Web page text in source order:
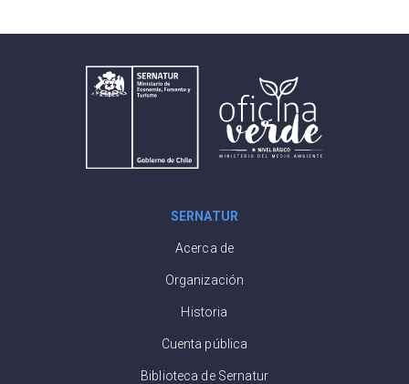
SERNATUR
Acerca de
Organización
Historia
Cuenta pública
Biblioteca de Sernatur